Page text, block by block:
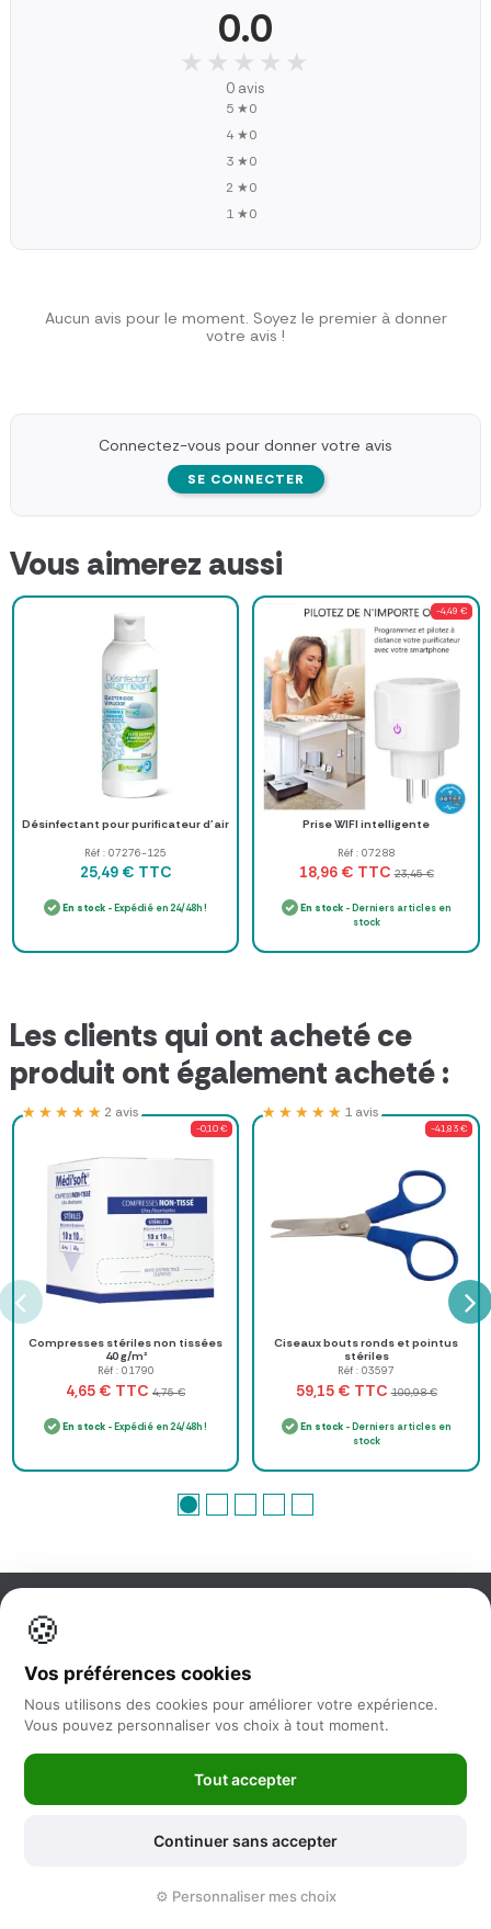
0.0
★★★★★
★★★★★
0 avis
5 ★0
4 ★0
3 ★0
2 ★0
1 ★0
Aucun avis pour le moment. Soyez le premier à donner
votre avis !
Connectez-vous pour donner votre avis
SE CONNECTER
Vous aimerez aussi
Désinfectant pour purificateur d'air
Réf : 07276-125
25,49 € TTC
En stock - Expédié en 24/48h !
-4,49 €
Prise WIFI intelligente
Réf : 07288
18,96 € TTC 23,45 €
En stock - Derniers articles en
stock
Les clients qui ont acheté ce
produit ont également acheté :
-0,10 €
Compresses stériles non tissées
40 g/m²
Réf : 01790
★★★★★
★★★★★ 2 avis
4,65 € TTC 4,75 €
En stock - Expédié en 24/48h !
-41,83 €
Ciseaux bouts ronds et pointus
stériles
Réf : 03597
★★★★★
★★★★★ 1 avis
59,15 € TTC 100,98 €
En stock - Derniers articles en
stock
Information
Nos services
Newsletter
Mentions Légales-Conditions générales de vente
🍪
Vos préférences cookies
Nous utilisons des cookies pour améliorer votre expérience.
Vous pouvez personnaliser vos choix à tout moment.
Tout accepter
Continuer sans accepter
⚙️ Personnaliser mes choix